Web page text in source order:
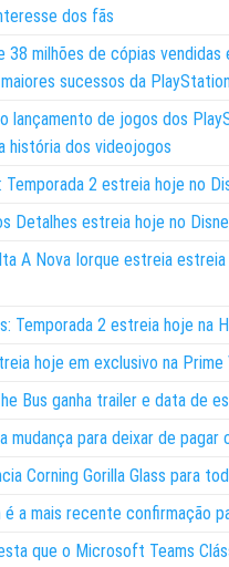
dos fãs
38 milhões de cópias vendidas
sucessos da PlayStation
lançamento de jogos dos
história dos videojogos
Temporada 2 estreia hoje no
Detalhes estreia hoje no
A Nova Iorque estreia
Temporada 2 estreia hoje na
hoje em exclusivo na Prime
Bus ganha trailer e data de
mudança para deixar de pagar
Corning Gorilla Glass para
a mais recente confirmação
que o Microsoft Teams